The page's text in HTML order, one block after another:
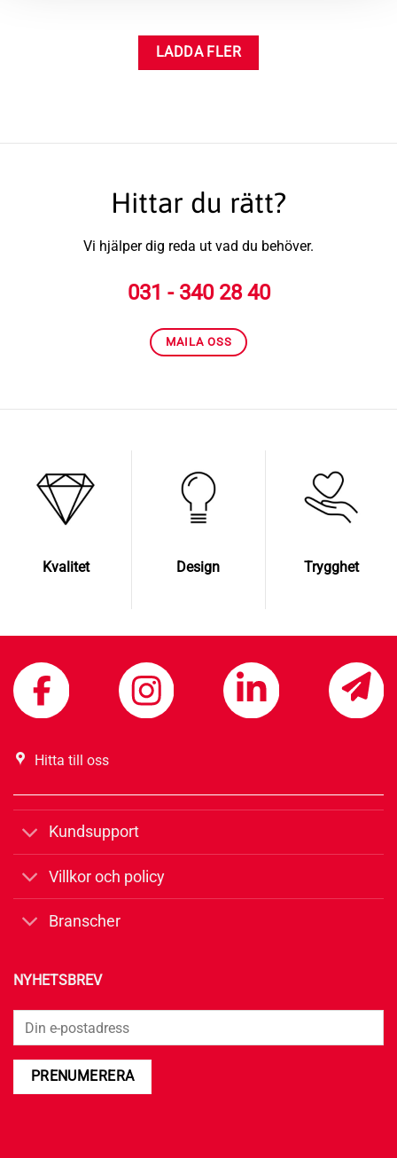
LADDA FLER
Hittar du rätt?
Vi hjälper dig reda ut vad du behöver.
031 - 340 28 40
MAILA OSS
Kvalitet Design Trygghet
Hitta till oss
Kundsupport
Villkor och policy
Branscher
NYHETSBREV